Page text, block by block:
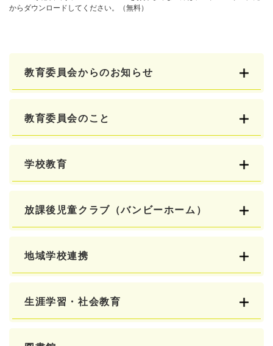
からダウンロードしてください。（無料）
教育委員会からのお知らせ
教育委員会のこと
学校教育
放課後児童クラブ（バンビーホーム）
地域学校連携
生涯学習・社会教育